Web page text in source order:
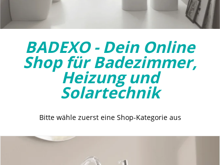
BADEXO - Dein Online
Shop für Badezimmer,
Heizung und
Solartechnik
Bitte wähle zuerst eine Shop-Kategorie aus